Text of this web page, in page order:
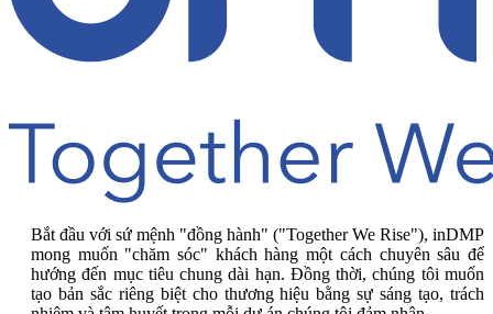
Bắt đầu với sứ mệnh "đồng hành" ("Together We Rise"), inDMP
mong muốn "chăm sóc" khách hàng một cách chuyên sâu để
hướng đến mục tiêu chung dài hạn. Đồng thời, chúng tôi muốn
tạo bản sắc riêng biệt cho thương hiệu bằng sự sáng tạo, trách